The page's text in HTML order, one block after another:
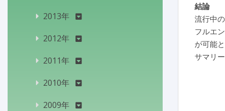
結論
流行中
フルエ
が可能と
サマリ
2013年
2012年
2011年
2010年
2009年